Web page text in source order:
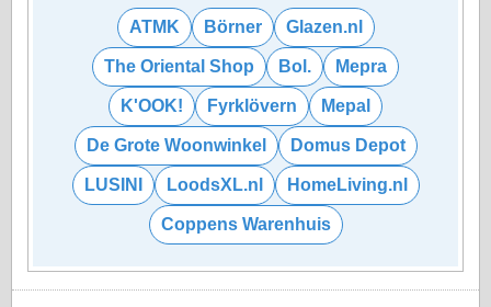
ATMK Börner Glazen.nl
The Oriental Shop Bol. Mepra
K'OOK! Fyrklövern Mepal
De Grote Woonwinkel Domus Depot
LUSINI LoodsXL.nl HomeLiving.nl
Coppens Warenhuis